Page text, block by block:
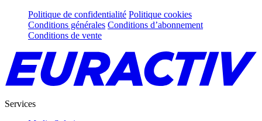
Politique de confidentialité Politique cookies
Conditions générales Conditions d’abonnement
Conditions de vente
Services